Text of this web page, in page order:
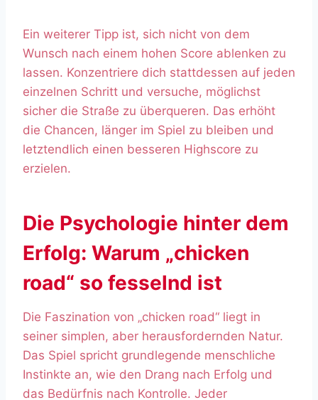
Ein weiterer Tipp ist, sich nicht von dem
Wunsch nach einem hohen Score ablenken zu
lassen. Konzentriere dich stattdessen auf jeden
einzelnen Schritt und versuche, möglichst
sicher die Straße zu überqueren. Das erhöht
die Chancen, länger im Spiel zu bleiben und
letztendlich einen besseren Highscore zu
erzielen.
Die Psychologie hinter dem
Erfolg: Warum „chicken
road“ so fesselnd ist
Die Faszination von „chicken road“ liegt in
seiner simplen, aber herausfordernden Natur.
Das Spiel spricht grundlegende menschliche
Instinkte an, wie den Drang nach Erfolg und
das Bedürfnis nach Kontrolle. Jeder